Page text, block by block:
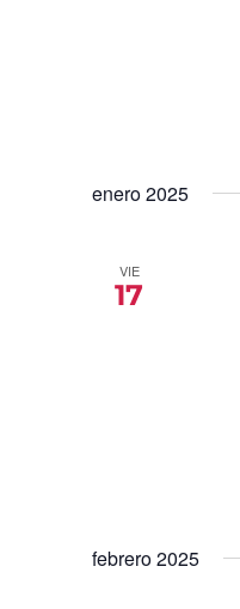
enero 2025
VIE
17
febrero 2025